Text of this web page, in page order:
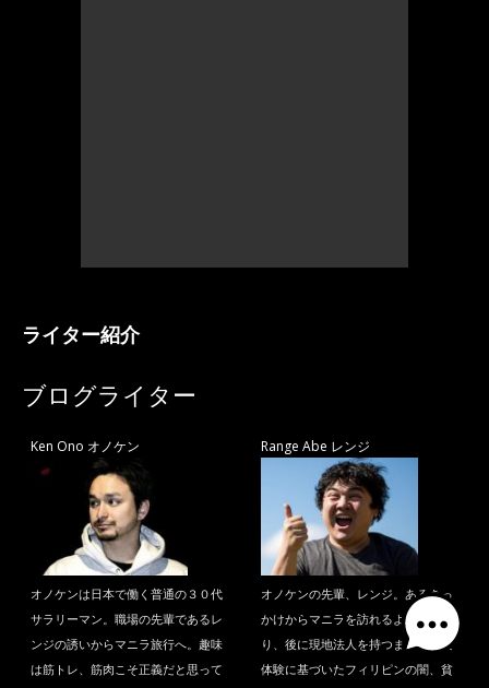
ライター紹介
ブログライター
Ken Ono オノケン
オノケンは日本で働く普通の３０代
サラリーマン。職場の先輩であるレ
ンジの誘いからマニラ旅行へ。趣味
は筋トレ、筋肉こそ正義だと思って
Range Abe レンジ
オノケンの先輩、レンジ。あるきっ
かけからマニラを訪れるようにな
り、後に現地法人を持つまでに。実
体験に基づいたフィリピンの闇、貧